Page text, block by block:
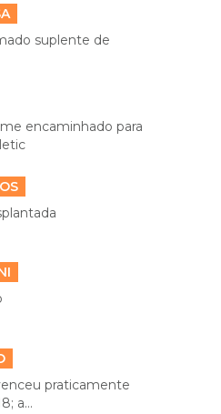
suplente de
encaminhado para
praticamente
a...